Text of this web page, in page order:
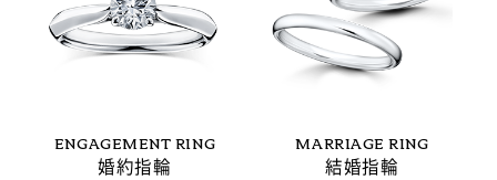
ENGAGEMENT RING
婚約指輪
MARRIAGE RING
結婚指輪